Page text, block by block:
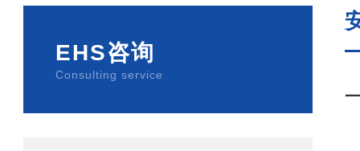
EHS咨询
Consulting service